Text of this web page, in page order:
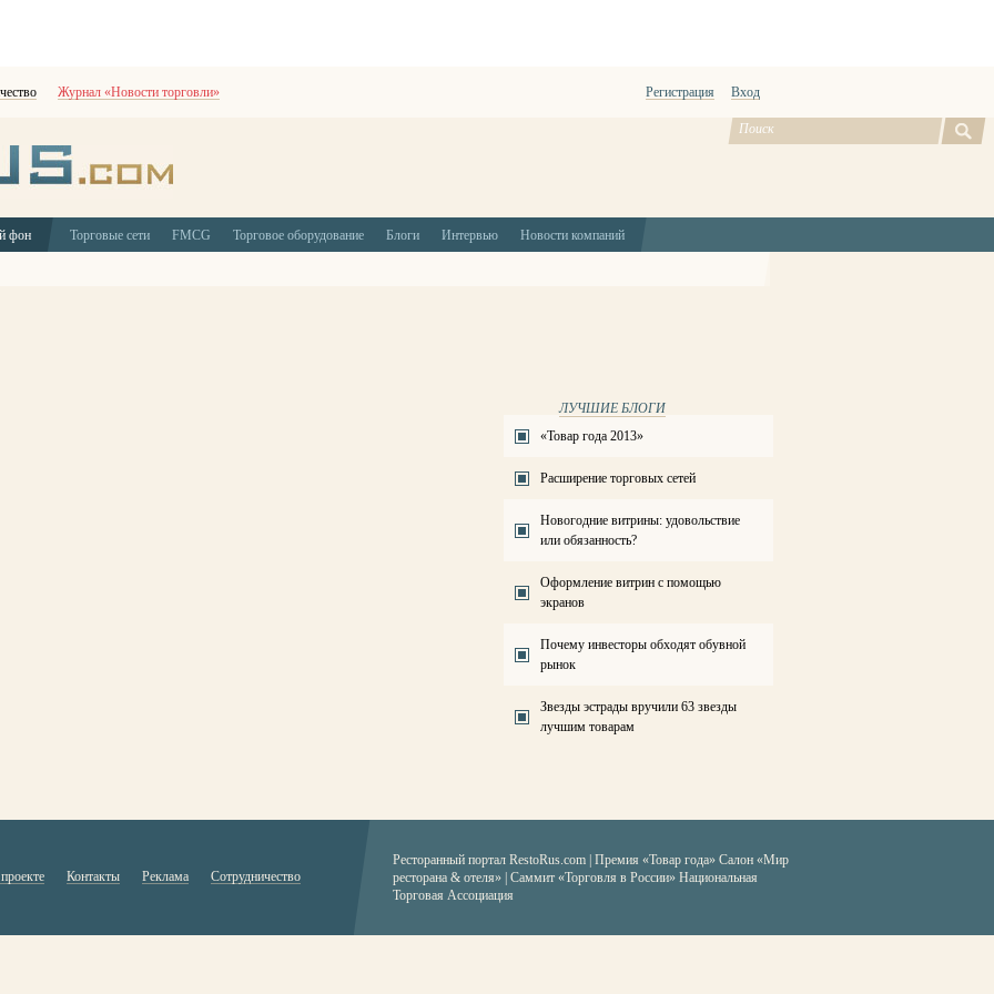
Журнал «Новости торговли» Регистрация Вход
фон Торговые сети FMCG Торговое оборудование Блоги Интервью Новости компаний
ЛУЧШИЕ БЛОГИ
«Товар года 2013»
Расширение торговых сетей
Новогодние витрины: удовольствие
или обязанность?
Оформление витрин с помощью
экранов
Почему инвесторы обходят обувной
рынок
Звезды эстрады вручили 63 звезды
лучшим товарам
Контакты Реклама Сотрудничество
Ресторанный портал RestoRus.com Премия «Товар года» Салон «Мир
ресторана & отеля» | Саммит «Торговля в России» Национальная
Торговая Ассоциация